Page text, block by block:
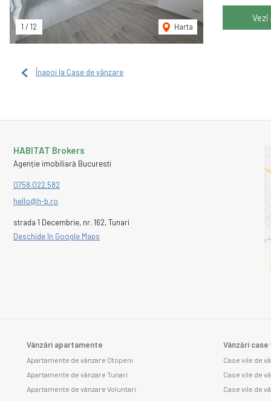
1 / 12 Harta
Înapoi la Case de vânzare
HABITAT Brokers
Agenție imobiliară Bucuresti
0758.022.582
hello@h-b.ro
strada 1 Decembrie, nr. 162, Tunari
Deschide în Google Maps
Vânzări apartamente
Apartamente de vânzare Otopeni
Apartamente de vânzare Tunari
Apartamente de vânzare Voluntari
Vânzări case
Case vile de
Case vile de
Case vile de